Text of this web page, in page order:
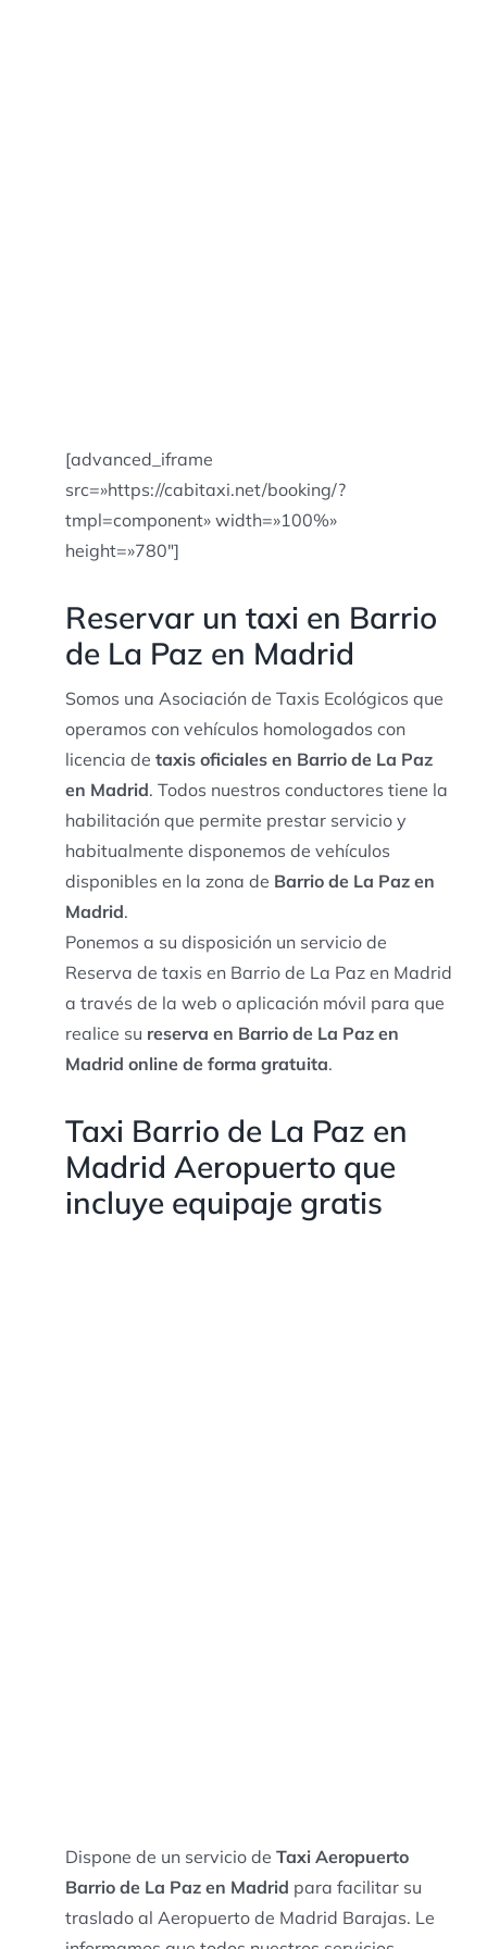
[advanced_iframe
src=»https://cabitaxi.net/booking/?
tmpl=component» width=»100%»
height=»780″]
Reservar un taxi en Barrio
de La Paz en Madrid
Somos una Asociación de Taxis Ecológicos que
operamos con vehículos homologados con
licencia de taxis oficiales en Barrio de La Paz
en Madrid. Todos nuestros conductores tiene la
habilitación que permite prestar servicio y
habitualmente disponemos de vehículos
disponibles en la zona de Barrio de La Paz en
Madrid.
Ponemos a su disposición un servicio de
Reserva de taxis en Barrio de La Paz en Madrid
a través de la web o aplicación móvil para que
realice su reserva en Barrio de La Paz en
Madrid online de forma gratuita.
Taxi Barrio de La Paz en
Madrid Aeropuerto que
incluye equipaje gratis
Dispone de un servicio de Taxi Aeropuerto
Barrio de La Paz en Madrid para facilitar su
traslado al Aeropuerto de Madrid Barajas. Le